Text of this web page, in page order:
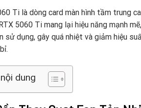
Ti là dòng card màn hình tầm trung
5060 Ti mang lại hiệu năng mạnh
sử dụng, gây quá nhiệt và giảm hiệu
dung